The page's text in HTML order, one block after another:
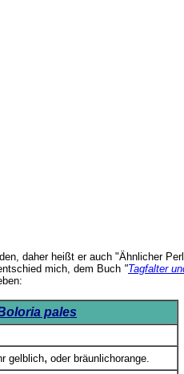
daher heißt er auch "Ähnlicher
mich, dem Buch "Tagfalter
pales
gelblich, oder bräunlichorange.